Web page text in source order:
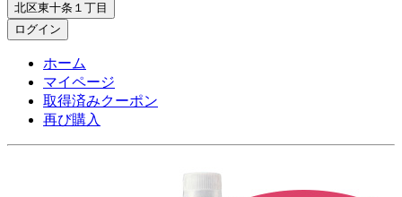
北区東十条１丁目
ログイン
ホーム
マイページ
取得済みクーポン
再び購入